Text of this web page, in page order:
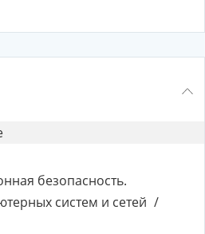
безопасность.
систем и сетей